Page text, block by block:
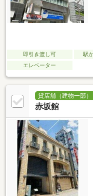
即引き渡し可 駅
エレベーター
貸店舗（建物一部）
赤坂館